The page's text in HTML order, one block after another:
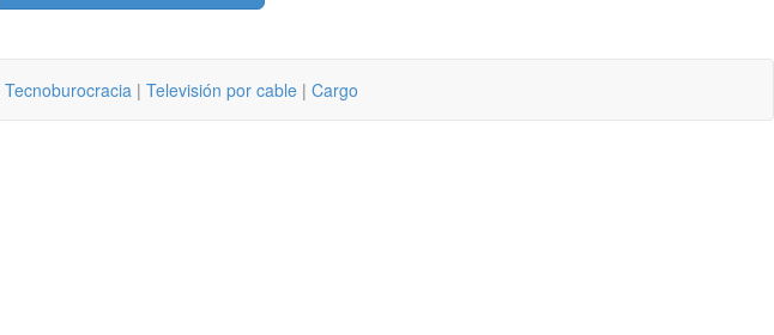
Tecnoburocracia | Televisión por cable | Cargo